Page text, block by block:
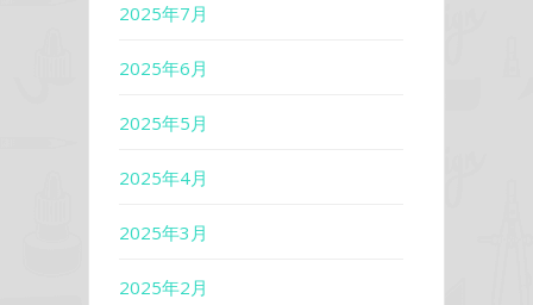
2025年7月
2025年6月
2025年5月
2025年4月
2025年3月
2025年2月